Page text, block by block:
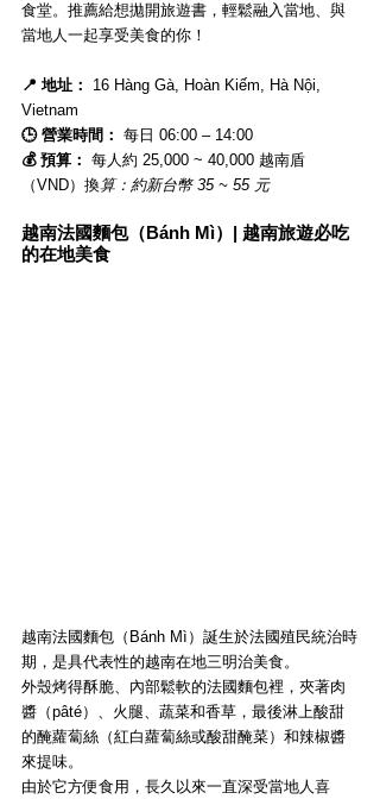
食堂。推薦給想拋開旅遊書，輕鬆融入當地、與
當地人一起享受美食的你！
📍 地址：
16 Hàng Gà, Hoàn Kiếm, Hà Nội,
Vietnam
🕒 營業時間： 每日 06:00 – 14:00
💰 預算： 每人約 25,000 ~ 40,000 越南盾
（VND）換算：約新台幣 35 ~ 55 元
越南法國麵包（Bánh Mì）| 越南旅遊必吃
的在地美食
越南法國麵包（Bánh Mì）誕生於法國殖民統治時
期，是具代表性的越南在地三明治美食。
外殼烤得酥脆、內部鬆軟的法國麵包裡，夾著肉
醬（pâté）、火腿、蔬菜和香草，最後淋上酸甜
的醃蘿蔔絲（紅白蘿蔔絲或酸甜醃菜）和辣椒醬
來提味。
由於它方便食用，長久以來一直深受當地人喜